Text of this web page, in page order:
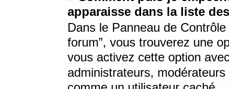
apparaisse dans la liste
Dans le Panneau de
forum”, vous trouverez une
vous activez cette option
administrateurs,